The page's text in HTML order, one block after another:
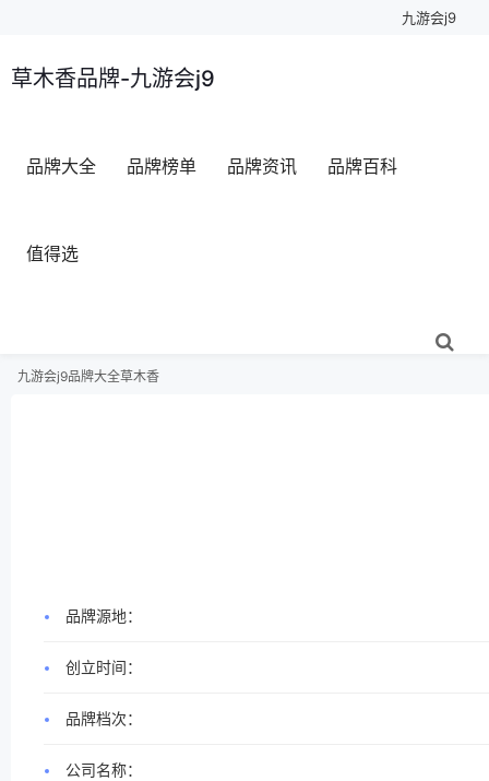
九游会j9
草木香品牌-九游会j9
品牌大全 品牌榜单 品牌资讯 品牌百科
值得选
九游会j9品牌大全草木香
品牌源地：
创立时间：
品牌档次：
公司名称：